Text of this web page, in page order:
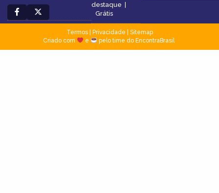
destaque |
Grátis
Termos| Privacidade
Sitemap
Criado com
e pelo time do EncontraBrasil